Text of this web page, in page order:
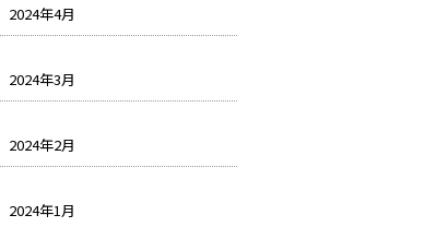
2024年4月
2024年3月
2024年2月
2024年1月